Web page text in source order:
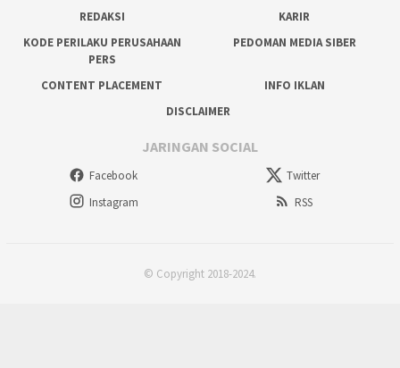
REDAKSI
KARIR
KODE PERILAKU PERUSAHAAN
PERS
PEDOMAN MEDIA SIBER
CONTENT PLACEMENT
INFO IKLAN
DISCLAIMER
JARINGAN SOCIAL
Facebook
Twitter
Instagram
RSS
© Copyright 2018-2024.